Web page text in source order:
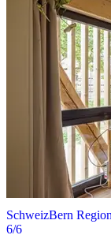
SchweizBern Region
6/6